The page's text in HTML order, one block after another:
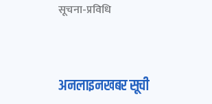
सूचना-प्रविधि
अनलाइनखबर सूची